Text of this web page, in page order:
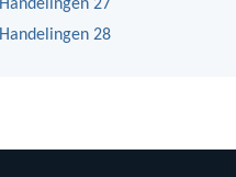
Handelingen 27
Handelingen 28